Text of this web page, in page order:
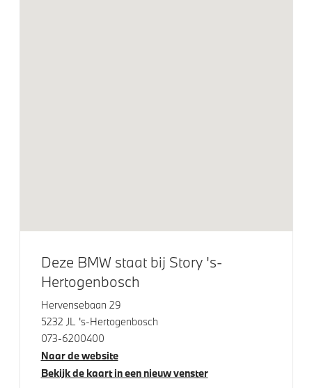
Trekhaak met elektrisch wegklapbare kogel
Klimaatbeheersing
Automatische 3-zone Airconditioning
Deze BMW staat bij Story 's-
Hertogenbosch
Hervensebaan 29
5232 JL 's-Hertogenbosch
073-6200400
Naar de website
Bekijk de kaart in een nieuw venster